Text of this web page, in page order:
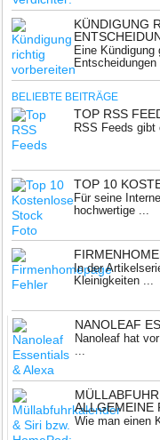
KÜNDIGUNG
Eine
BELIEBTE BEITRÄGE
TOP RSS
RSS Feeds
TOP 10
Für seine
hochwertige ...
In der
Kleinigkeiten ...
NANOLEAF
Nanoleaf hat
...
ALLGEMEINE
Wie man einen